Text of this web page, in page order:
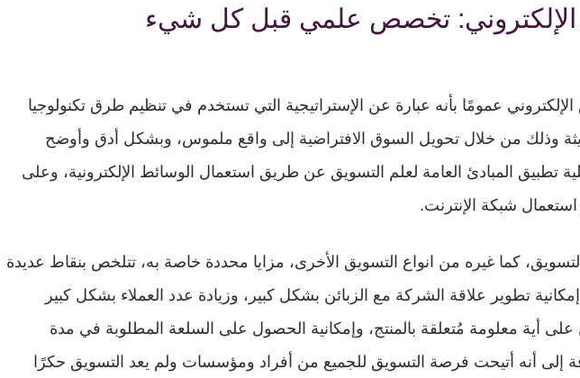
الإلكتروني: تخصص علمي قبل كل شيء
عمومًا بأنه عبارة عن الإستراتيجية التي تستخدم في تنظيم طرق تكنولوجيا
وذلك من خلال تحويل السوق الافتراضية إلى واقع ملموس، وبشكل أدق وأوضح
تطبيق المبادئ العامة لعلم التسويق عن طريق استعمال الوسائط الإلكترونية، وعلى
شبكة الإنترنت.
كما غيره من انواع التسويق الأخرى، مزايا محددة خاصة به، تتلخص بنقاط عديدة
إمكانية تطوير علاقة الشركة مع الزبائن بشكل كبير، وزيادة عدد العملاء بشكل كبير
أية معلومة مُتعلقة بالمنتج، وإمكانية الحصول على السلعة المطلوبة في مدة
إلى أنه أتيحت فرصة التسويق للجميع من أفراد ومؤسسات ولم يعد التسويق حكرًا